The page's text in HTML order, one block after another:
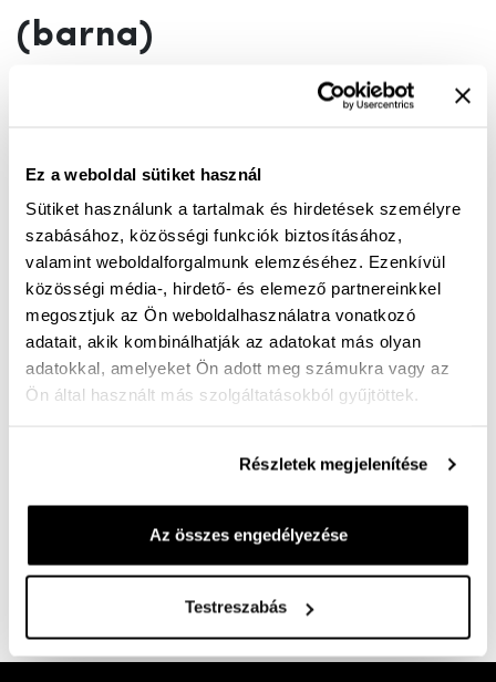
Ez a weboldal sütiket használ
Sütiket használunk a tartalmak és hirdetések személyre
szabásához, közösségi funkciók biztosításához,
valamint weboldalforgalmunk elemzéséhez. Ezenkívül
közösségi média-, hirdető- és elemező partnereinkkel
megosztjuk az Ön weboldalhasználatra vonatkozó
adatait, akik kombinálhatják az adatokat más olyan
adatokkal, amelyeket Ön adott meg számukra vagy az
Ön által használt más szolgáltatásokból gyűjtöttek.
Részletek megjelenítése
Az összes engedélyezése
Testreszabás
(barna)
A termék jelenleg nem elérhető!
Mérettáblázat
Nincs a méretedben?
Szállítási idő:
Ingyenes kiszállítás 25 000 Ft felett
időszakra. Divatos, minden napi viselet. Kényelmi bő
bőrből készült felsőrész, kényelmi talpbetét
harántemelővel és rezgéselnyelővel. A talpbetét
kivehető, sajátra cserélhető. A kiváló nubuck bőr
sportos külsőt ad a cipőnek.
Cikkszám:100004721